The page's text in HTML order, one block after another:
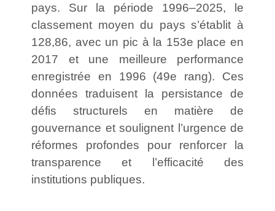
pays. Sur la période 1996–2025, le
classement moyen du pays s’établit à
128,86, avec un pic à la 153e place en
2017 et une meilleure performance
enregistrée en 1996 (49e rang). Ces
données traduisent la persistance de
défis structurels en matière de
gouvernance et soulignent l’urgence de
réformes profondes pour renforcer la
transparence et l’efficacité des
institutions publiques.